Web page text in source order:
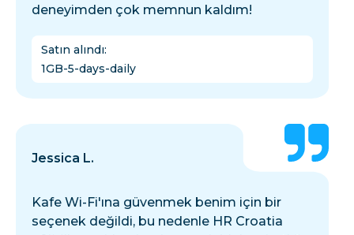
deneyimden çok memnun kaldım!
Satın alındı:
1GB-5-days-daily
Jessica L.
Kafe Wi-Fi'ına güvenmek benim için bir
seçenek değildi, bu nedenle HR Croatia